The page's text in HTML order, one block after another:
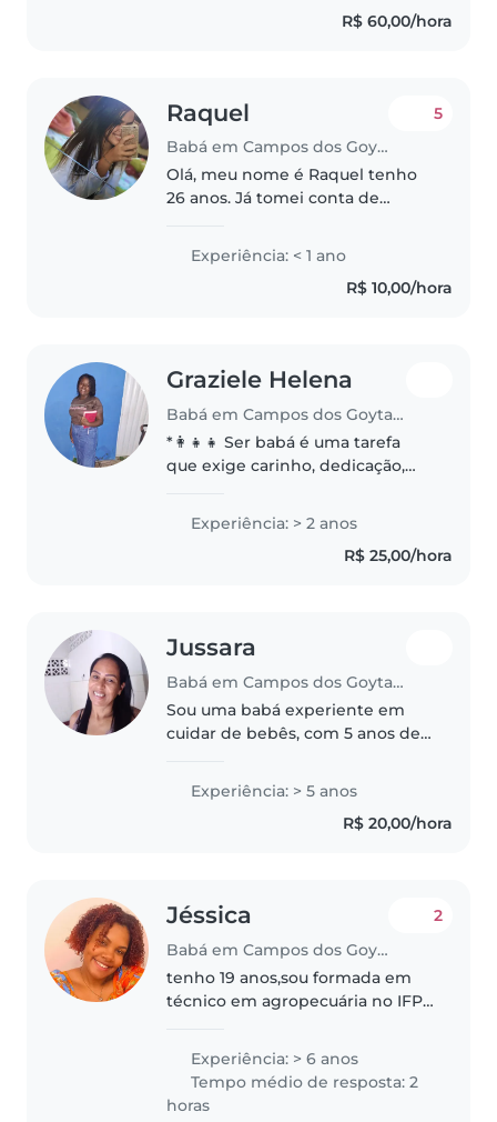
R$ 60,00/hora
Raquel
Babá em Campos dos Goytacazes
5
Olá, meu nome é Raquel tenho
26 anos. Já tomei conta de
paciência, brinco demais, sou
amorosa, e falo demais. Irei
começar em breve curso de
Experiência: < 1 ano
R$ 10,00/hora
Graziele Helena
Babá em Campos dos Goytacazes
*👩👧👧 Ser babá é uma tarefa
que exige carinho, dedicação,
envolve a responsabilidade de
cuidar de uma vida em
formação* ❤️ *além disso, Ser
Experiência: > 2 anos
R$ 25,00/hora
Jussara
Babá em Campos dos Goytacazes
Sou uma babá experiente em
cuidar de bebês, com 5 anos de
brincar e também cozinhar para
as crianças. Aguardando com
carinho por sua confiança.
Experiência: > 5 anos
R$ 20,00/hora
Jéssica
Babá em Campos dos Goytacazes
2
tenho 19 anos,sou formada em
técnico em agropecuária no IFPE
de crianças menores
Experiência: > 6 anos
Tempo médio de resposta: 2
horas